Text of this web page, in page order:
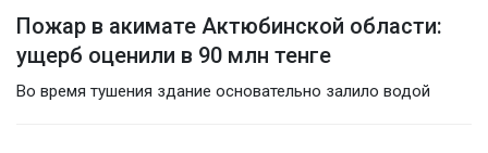
Пожар в акимате Актюбинской области:
ущерб оценили в 90 млн тенге
Во время тушения здание основательно залило водой